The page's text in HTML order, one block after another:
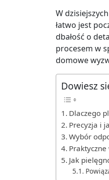
W
łatwo jest
dbałość o
procesem w
domowe
Dowiesz
Dlaczego
Precyzja i
Wybór
Jak